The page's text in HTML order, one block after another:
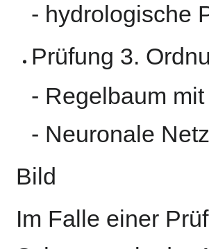
- hydrologische
Prüfung 3.
- Regelbaum
- Neuronale
Bild
Im Falle einer